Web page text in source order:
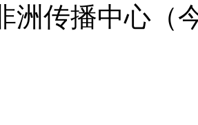
洲传播中心（